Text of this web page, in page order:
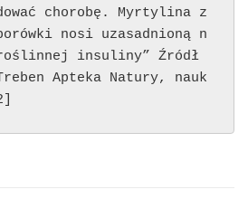
chorobę. Myrtylina z
nosi uzasadnioną n
insuliny” Źródł
Apteka Natury, nauk